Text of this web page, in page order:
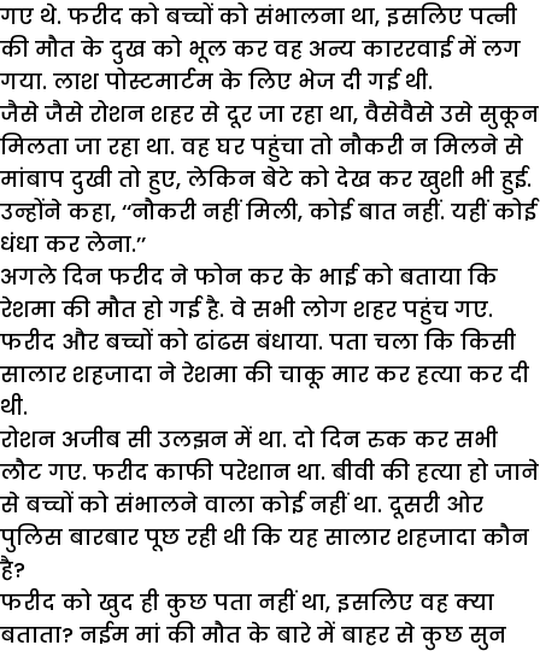
गए थे. फरीद को बच्चों को संभालना था, इसलिए पत्नी
की मौत के दुख को भूल कर वह अन्य काररवाई में लग
गया. लाश पोस्टमार्टम के लिए भेज दी गई थी.
जैसे जैसे रोशन शहर से दूर जा रहा था, वैसेवैसे उसे सुकून
मिलता जा रहा था. वह घर पहुंचा तो नौकरी न मिलने से
मांबाप दुखी तो हुए, लेकिन बेटे को देख कर खुशी भी हुई.
उन्होंने कहा, ‘‘नौकरी नहीं मिली, कोई बात नहीं. यहीं कोई
धंधा कर लेना.’’
अगले दिन फरीद ने फोन कर के भाई को बताया कि
रेशमा की मौत हो गई है. वे सभी लोग शहर पहुंच गए.
फरीद और बच्चों को ढांढस बंधाया. पता चला कि किसी
सालार शहजादा ने रेशमा की चाकू मार कर हत्या कर दी
थी.
रोशन अजीब सी उलझन में था. दो दिन रुक कर सभी
लौट गए. फरीद काफी परेशान था. बीवी की हत्या हो जाने
से बच्चों को संभालने वाला कोई नहीं था. दूसरी ओर
पुलिस बारबार पूछ रही थी कि यह सालार शहजादा कौन
है?
फरीद को खुद ही कुछ पता नहीं था, इसलिए वह क्या
बताता? नईम मां की मौत के बारे में बाहर से कुछ सुन